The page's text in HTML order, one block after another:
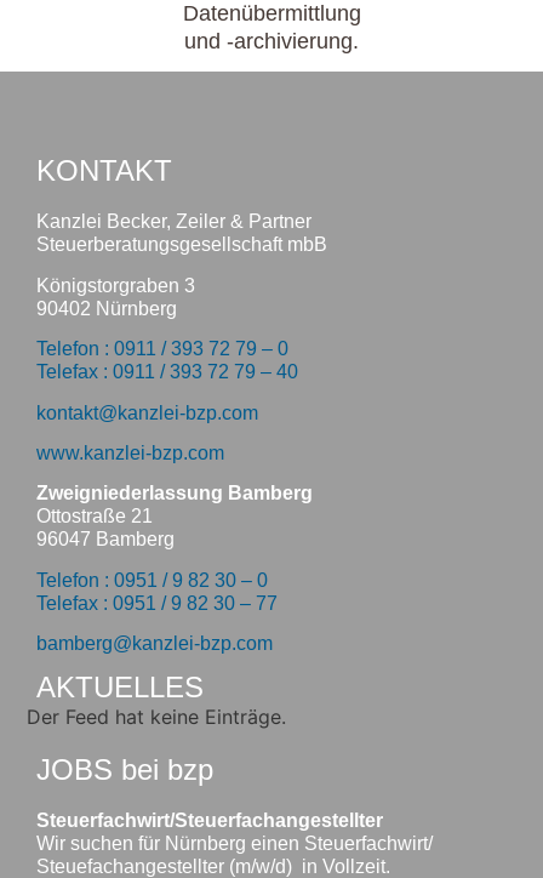
Datenübermittlung
und -archivierung.
KONTAKT
Kanzlei Becker, Zeiler & Partner
Steuerberatungsgesellschaft mbB
Königstorgraben 3
90402 Nürnberg
Telefon : 0911 / 393 72 79 – 0
Telefax : 0911 / 393 72 79 – 40
kontakt@kanzlei-bzp.com
www.kanzlei-bzp.com
Zweigniederlassung Bamberg
Ottostraße 21
96047 Bamberg
Telefon : 0951 / 9 82 30 – 0
Telefax : 0951 / 9 82 30 – 77
bamberg@kanzlei-bzp.com
AKTUELLES
Der Feed hat keine Einträge.
JOBS bei bzp
Steuerfachwirt/Steuerfachangestellter
Wir suchen für Nürnberg einen Steuerfachwirt/
Steuefachangestellter (m/w/d) in Vollzeit.